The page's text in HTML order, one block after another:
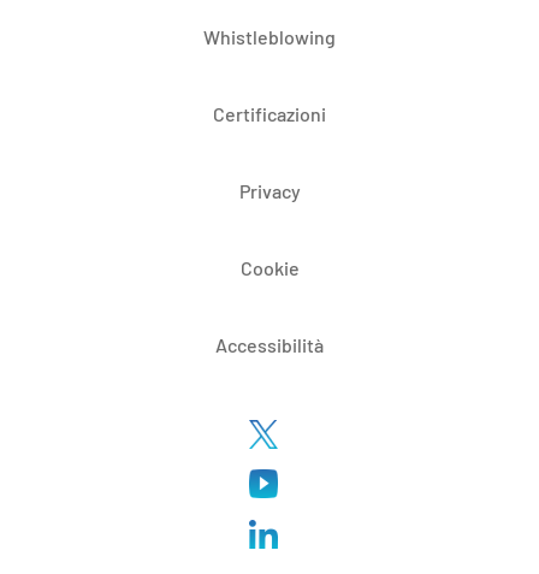
Whistleblowing
Certificazioni
Privacy
Cookie
Accessibilità